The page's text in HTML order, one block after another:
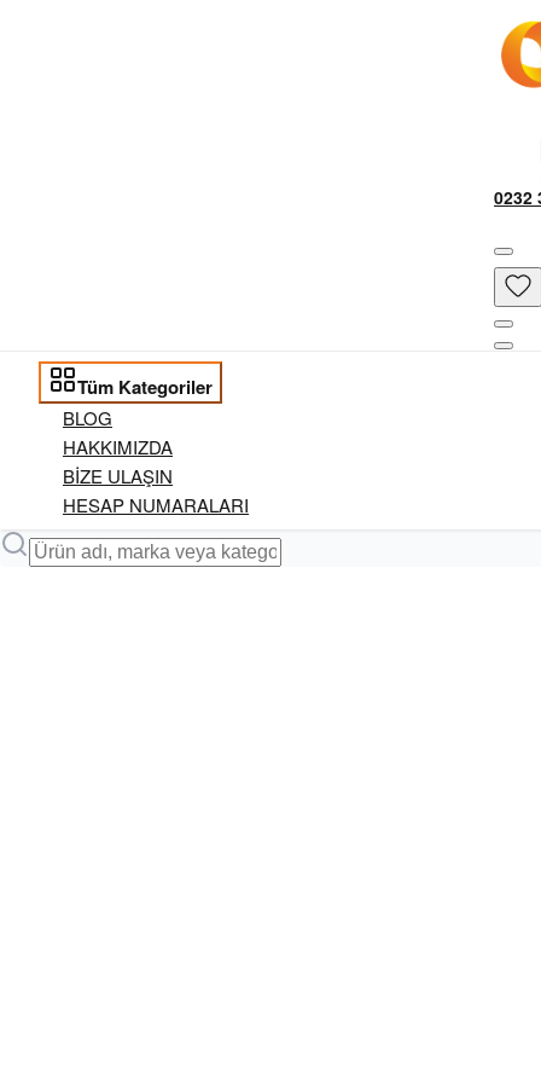
0232
Tüm Kategoriler
BLOG
HAKKIMIZDA
BİZE ULAŞIN
HESAP NUMARALARI